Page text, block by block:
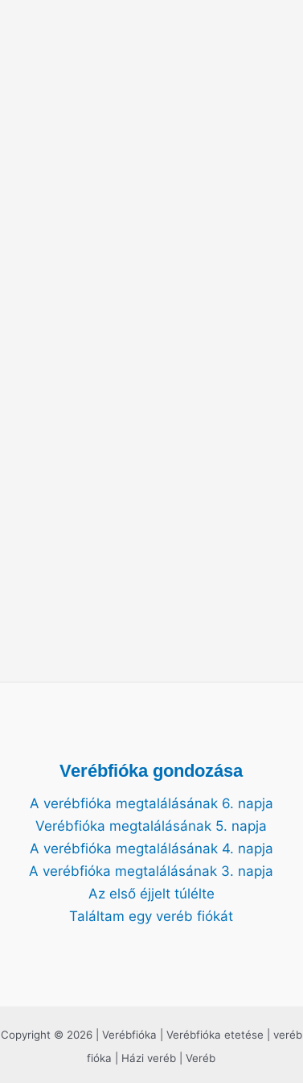
Verébfióka gondozása
A verébfióka megtalálásának 6. napja
Verébfióka megtalálásának 5. napja
A verébfióka megtalálásának 4. napja
A verébfióka megtalálásának 3. napja
Az első éjjelt túlélte
Találtam egy veréb fiókát
Copyright © 2026 | Verébfióka | Verébfióka etetése | veréb
fióka | Házi veréb | Veréb